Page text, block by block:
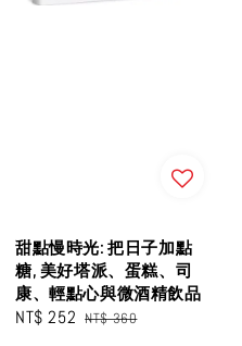
甜點慢時光: 把日子加點
糖, 美好塔派、蛋糕、司
康、輕點心與微酒精飲品
Sale
NT$ 252 Regular
NT$ 360